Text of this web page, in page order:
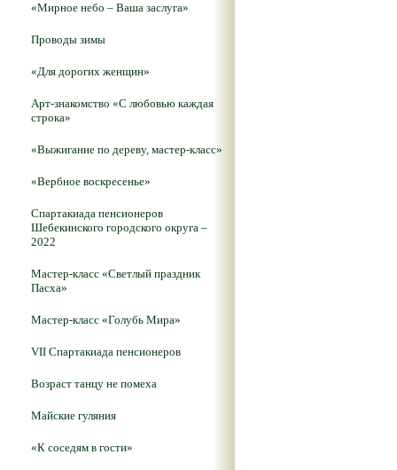
«Мирное небо – Ваша заслуга»
Проводы зимы
«Для дорогих женщин»
Арт-знакомство «С любовью каждая
строка»
«Выжигание по дереву, мастер-класс»
«Вербное воскресенье»
Спартакиада пенсионеров
Шебекинского городского округа –
2022
Мастер-класс «Светлый праздник
Пасха»
Мастер-класс «Голубь Мира»
VII Спартакиада пенсионеров
Возраст танцу не помеха
Майские гуляния
«К соседям в гости»